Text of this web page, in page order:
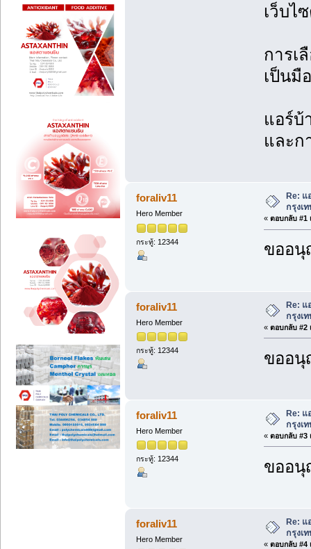
เว็บ
การเ
เป็นมื
แอร์บ้
และก
foraliv11
Hero Member
กระทู้: 12344
Re:
กรุงเ
« ตอบกลับ #1
ขออนุ
foraliv11
Hero Member
กระทู้: 12344
Re: แ
กรุงเ
« ตอบกลับ #2
ขออนุ
foraliv11
Hero Member
กระทู้: 12344
Re: แ
กรุงเ
« ตอบกลับ #3
ขออนุ
foraliv11
Hero Member
Re:
กรุงเ
« ตอบกลับ #4